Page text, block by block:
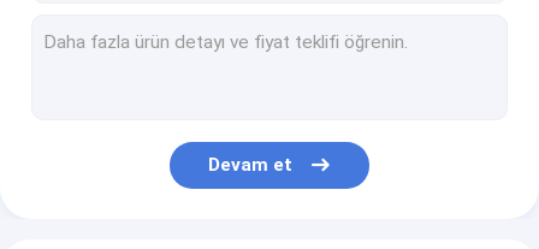
Kapılar için 100mm 1.59mm 1/16 Paslanmaz Çelik Şerit 410 Aisi 304l
420 409 405 Paslanmaz Çelik Şerit 0,5 mm 0,9 mm 1,2 mm
Dekoratif 20mm X 3mm Paslanmaz Çelik Şerit 304 310
Devam et